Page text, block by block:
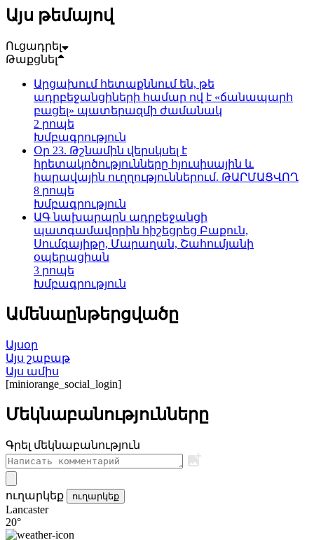
Այս թեմայով
Ուցադրել
Թաքցնել
Արցախում հետաքննում են, թե
ադրբեջանցիների համար ով է «ճանապարհ
բացել» պատերազմի ժամանակ
2 րոպե
Խմբագրություն
Օր 23. Թշնամին վերսկսել է
հրետակոծությունները հյուսիսային և
հարավային ուղղություններում. ԹԱՐՄԱՑՎՈՂ
8 րոպե
Խմբագրություն
ԱԳ նախարարն ադրբեջանցի
պատգամավորին հիշեցրեց Բաքուն,
Սումգայիթը, Մարաղան, Շահումյանի
օպերացիան
3 րոպե
Խմբագրություն
Ամենաընթերցվածը
Այսօր
Այս շաբաթ
Այս ամիս
[miniorange_social_login]
Մեկնաբանությունները
Գրել մեկնաբանություն
ուղարկեք ուղարկեք
Lancaster
20°